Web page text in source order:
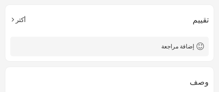
تقييم أكثر
إضافة مراجعة
وصف